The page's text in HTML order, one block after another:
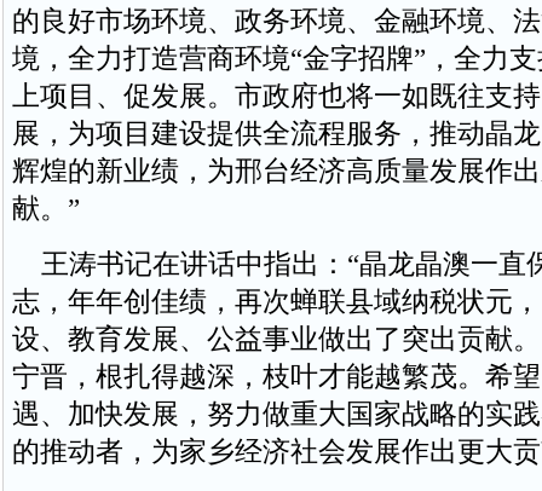
的良好市场环境、政务环境、金融环境、
境，全力打造营商环境“金字招牌”，全力
上项目、促发展。市政府也将一如既往支
展，为项目建设提供全流程服务，推动晶
辉煌的新业绩，为邢台经济高质量发展作
献。”
王涛书记在讲话中指出：“晶龙晶澳一直
志，年年创佳绩，再次蝉联县域纳税状元
设、教育发展、公益事业做出了突出贡献
宁晋，根扎得越深，枝叶才能越繁茂。希
遇、加快发展，努力做重大国家战略的实
的推动者，为家乡经济社会发展作出更大